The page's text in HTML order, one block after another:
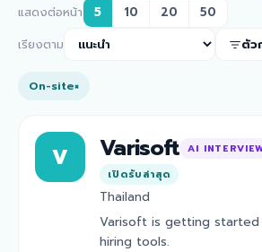
แสดงต่อหน้า
5 10 20
50
เรียงตาม
ตัว
On-site×
V Varisoft
AI
เปิดรับล่าสุด
Thailand
Varisoft is getting started
hiring tools.